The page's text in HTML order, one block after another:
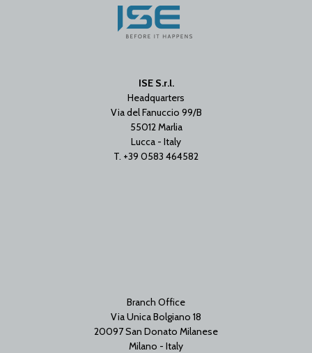
ISE S.r.l.
Headquarters
Via del Fanuccio 99/B
55012 Marlia
Lucca - Italy
T. +39 0583 464582
Branch Office
Via Unica Bolgiano 18
20097 San Donato Milanese
Milano - Italy